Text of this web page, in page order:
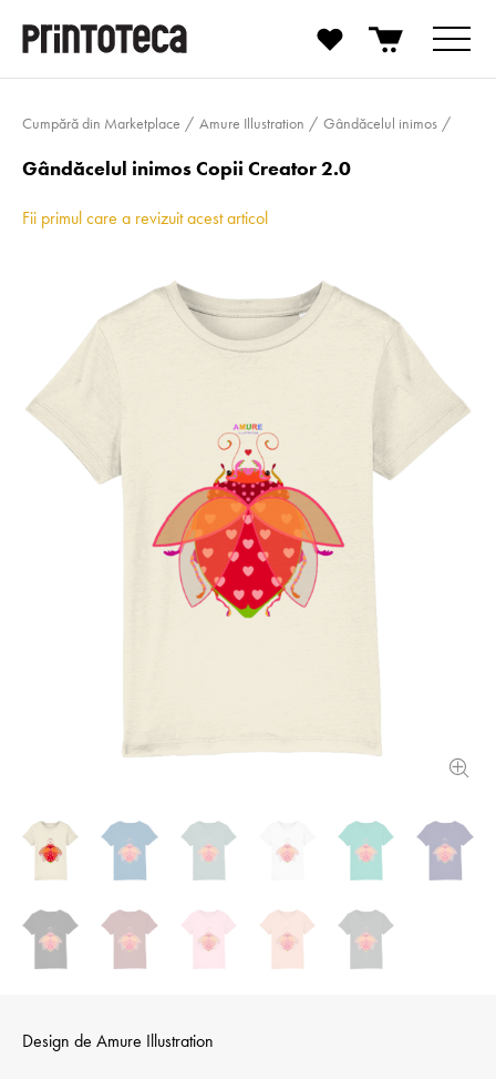
Cumpără din Marketplace Amure Illustration Gândăcelul inimos
Gândăcelul inimos Copii Creator 2.0
Fii primul care a revizuit acest articol
Design de Amure Illustration